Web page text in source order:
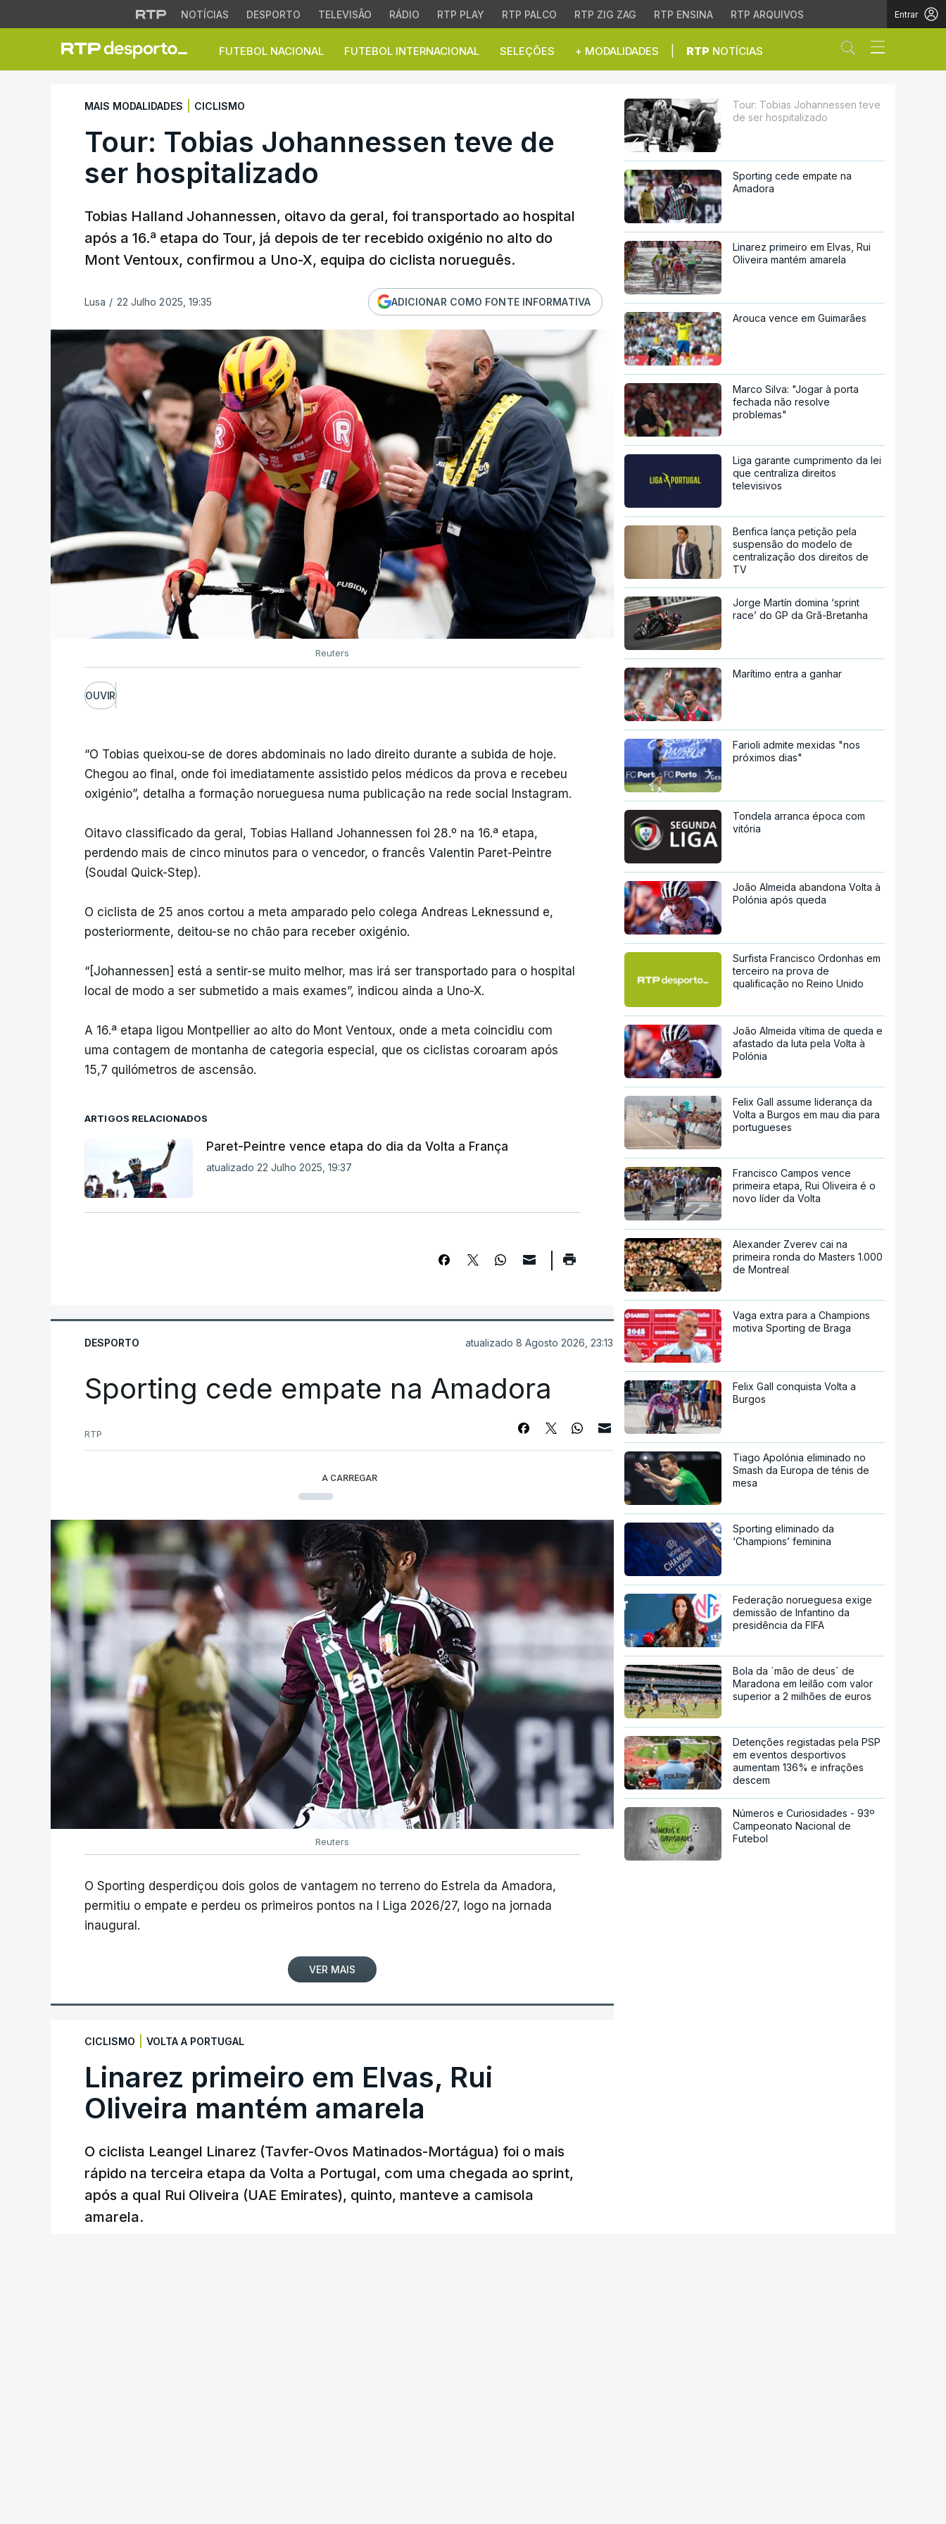
NOTÍCIAS DESPORTO TELEVISÃO RÁDIO RTP PLAY RTP PALCO RTP ZIG ZAG RTP ENSINA RTP ARQUIVOS Entrar
FUTEBOL NACIONAL FUTEBOL INTERNACIONAL SELEÇÕES + MODALIDADES RTP NOTÍCIAS Abrir campo
Tour: Tobias Johannessen teve de ser hospitalizado
MAIS MODALIDADES CICLISMO
Tour: Tobias Johannessen teve de
ser hospitalizado
Tobias Halland Johannessen, oitavo da geral, foi transportado ao hospital
após a 16.ª etapa do Tour, já depois de ter recebido oxigénio no alto do
Mont Ventoux, confirmou a Uno-X, equipa do ciclista norueguês.
Lusa / 22 Julho 2025, 19:35 ADICIONAR COMO FONTE INFORMATIVA
Reuters
OUVIR
“O Tobias queixou-se de dores abdominais no lado direito durante a subida de hoje.
Chegou ao final, onde foi imediatamente assistido pelos médicos da prova e recebeu
oxigénio”, detalha a formação norueguesa numa publicação na rede social Instagram.
Oitavo classificado da geral, Tobias Halland Johannessen foi 28.º na 16.ª etapa,
perdendo mais de cinco minutos para o vencedor, o francês Valentin Paret-Peintre
(Soudal Quick-Step).
O ciclista de 25 anos cortou a meta amparado pelo colega Andreas Leknessund e,
posteriormente, deitou-se no chão para receber oxigénio.
“[Johannessen] está a sentir-se muito melhor, mas irá ser transportado para o hospital
local de modo a ser submetido a mais exames”, indicou ainda a Uno-X.
A 16.ª etapa ligou Montpellier ao alto do Mont Ventoux, onde a meta coincidiu com
uma contagem de montanha de categoria especial, que os ciclistas coroaram após
15,7 quilómetros de ascensão.
ARTIGOS RELACIONADOS
Paret-Peintre vence etapa do dia da Volta a França
atualizado 22 Julho 2025, 19:37
DESPORTO atualizado 8 Agosto 2026, 23:13
Sporting cede empate na Amadora
RTP
A CARREGAR
Reuters
O Sporting desperdiçou dois golos de vantagem no terreno do Estrela da Amadora,
permitiu o empate e perdeu os primeiros pontos na I Liga 2026/27, logo na jornada
inaugural.
VER MAIS
CICLISMO VOLTA A PORTUGAL
Linarez primeiro em Elvas, Rui
Oliveira mantém amarela
O ciclista Leangel Linarez (Tavfer-Ovos Matinados-Mortágua) foi o mais
rápido na terceira etapa da Volta a Portugal, com uma chegada ao sprint,
após a qual Rui Oliveira (UAE Emirates), quinto, manteve a camisola
amarela.
Tour: Tobias Johannessen teve
de ser hospitalizado
Sporting cede empate na
Amadora
Linarez primeiro em Elvas, Rui
Oliveira mantém amarela
Arouca vence em Guimarães
Marco Silva: "Jogar à porta
fechada não resolve
problemas"
Liga garante cumprimento da lei
que centraliza direitos
televisivos
Benfica lança petição pela
suspensão do modelo de
centralização dos direitos de
TV
Jorge Martín domina ‘sprint
race’ do GP da Grã-Bretanha
Marítimo entra a ganhar
Farioli admite mexidas "nos
próximos dias"
Tondela arranca época com
vitória
João Almeida abandona Volta à
Polónia após queda
Surfista Francisco Ordonhas em
terceiro na prova de
qualificação no Reino Unido
João Almeida vítima de queda e
afastado da luta pela Volta à
Polónia
Felix Gall assume liderança da
Volta a Burgos em mau dia para
portugueses
Francisco Campos vence
primeira etapa, Rui Oliveira é o
novo líder da Volta
Alexander Zverev cai na
primeira ronda do Masters 1.000
de Montreal
Vaga extra para a Champions
motiva Sporting de Braga
Felix Gall conquista Volta a
Burgos
Tiago Apolónia eliminado no
Smash da Europa de ténis de
mesa
Sporting eliminado da
‘Champions’ feminina
Federação norueguesa exige
demissão de Infantino da
presidência da FIFA
Bola da `mão de deus` de
Maradona em leilão com valor
superior a 2 milhões de euros
Detenções registadas pela PSP
em eventos desportivos
aumentam 136% e infrações
descem
Números e Curiosidades - 93º
Campeonato Nacional de
Futebol